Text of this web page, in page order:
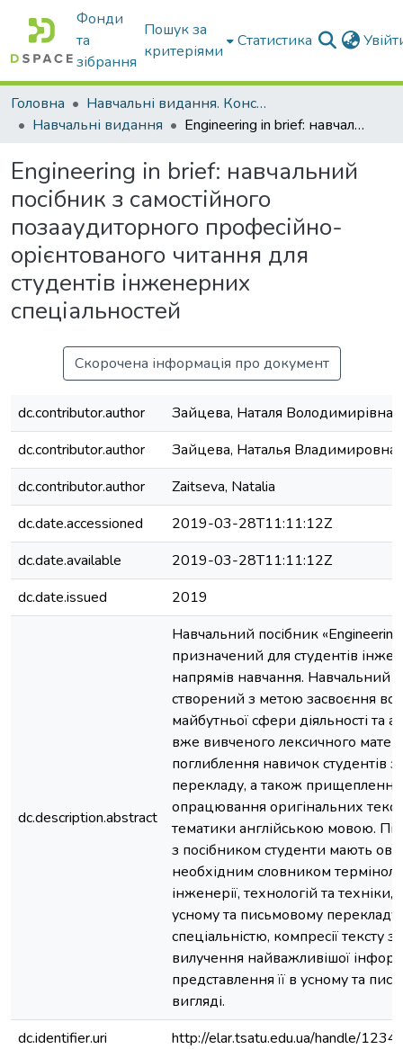
Фонди
та
зібрання
Пошук за
критеріями
Статистика
Головна
Навчальні видання. Конспекти лекцій
Навчальні видання
Engineering in brief: навчальний посібник з самостійного позааудиторного професійно-орієнтованого читання для студентів інженерних спеціальностей
Engineering in brief: навчальний
посібник з самостійного
позааудиторного професійно-
орієнтованого читання для
студентів інженерних
спеціальностей
Скорочена інформація про документ
dc.contributor.author
Зайцева, Наталя Володимирівна
dc.contributor.author
Зайцева, Наталья Владимировна
dc.contributor.author
Zaitseva, Natalia
dc.date.accessioned
2019-03-28T11:11:12Z
dc.date.available
2019-03-28T11:11:12Z
dc.date.issued
2019
dc.description.abstract
Навчальний посібник
призначений для студентів
напрямів навчання. Навчальний
створений з метою засвоєння
майбутньої сфери діяльності та
вже вивченого лексичного
поглиблення навичок студентів з
перекладу, а також
опрацювання оригінальних
тематики англійською мовою.
з посібником студенти мають
необхідним словником
інженерії, технологій та техніки,
усному та письмовому перекладу
спеціальністю, компресії тексту
вилучення найважливішої
представлення її в усному та
вигляді.
dc.identifier.uri
http://elar.tsatu.edu.ua/handle/